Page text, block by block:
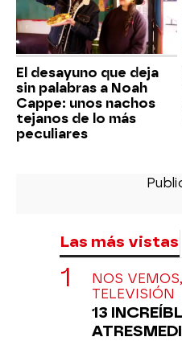
El desayuno que deja
sin palabras a Noah
Cappe: unos nachos
tejanos de lo más
peculiares
Las más vistas
NOS
TELEVISIÓN
13